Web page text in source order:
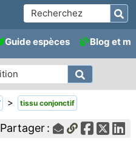
Guide espèces Blog et
> tissu conjonctif
Partager :